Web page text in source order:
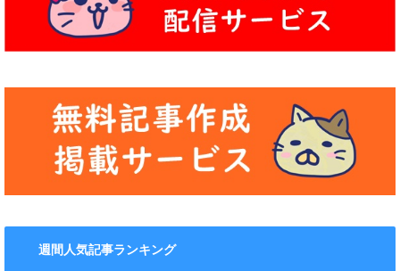
週間人気記事ランキング